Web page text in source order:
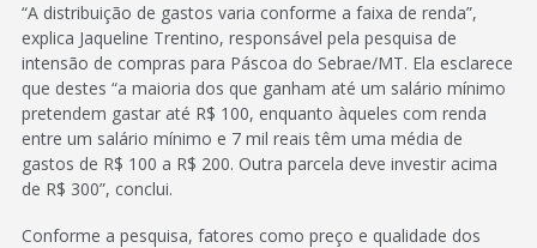
“A distribuição de gastos varia conforme a faixa de renda”,
explica Jaqueline Trentino, responsável pela pesquisa de
intensão de compras para Páscoa do Sebrae/MT. Ela esclarece
que destes “a maioria dos que ganham até um salário mínimo
pretendem gastar até R$ 100, enquanto àqueles com renda
entre um salário mínimo e 7 mil reais têm uma média de
gastos de R$ 100 a R$ 200. Outra parcela deve investir acima
de R$ 300”, conclui.
Conforme a pesquisa, fatores como preço e qualidade dos